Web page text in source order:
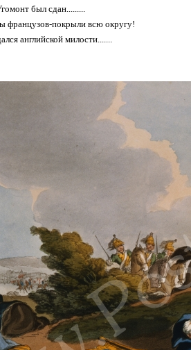
был сдан.........
французов-покрыли всю округу!
английской милости.......